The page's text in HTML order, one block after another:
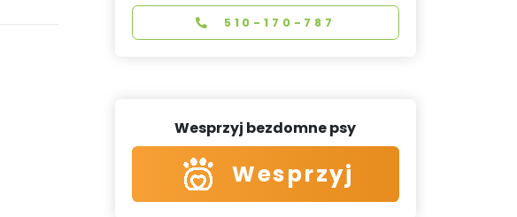
510-170-787
Wesprzyj bezdomne psy
Wesprzyj